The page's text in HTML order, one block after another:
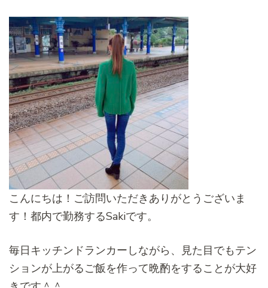
こんにちは！ご訪問いただきありがとうございま
す！都内で勤務するSakiです。
毎日キッチンドランカーしながら、見た目でもテン
ションが上がるご飯を作って晩酌をすることが大好